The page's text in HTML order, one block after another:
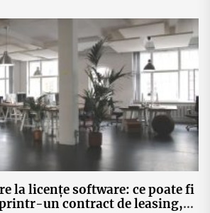
la licențe software: ce poate fi
un contract de leasing,